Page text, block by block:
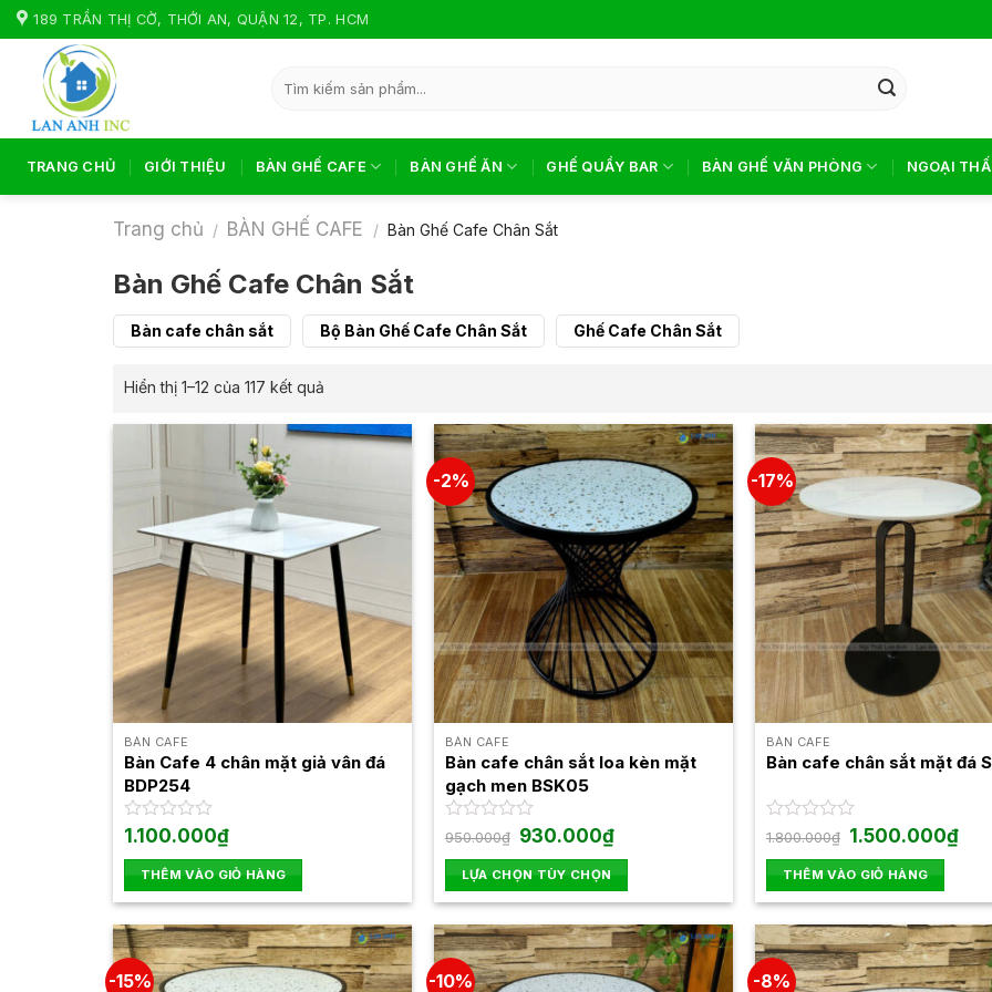
Skip
to
content
189 TRẦN THỊ CỜ, THỚI AN, QUẬN 12, TP. HCM
kiếm:
TRANG CHỦ GIỚI THIỆU BÀN GHẾ CAFE BÀN GHẾ ĂN GHẾ QUẦY BAR BÀN GHẾ VĂN PHÒNG NGOẠI
Trang chủ / BÀN GHẾ CAFE / Bàn Ghế Cafe Chân Sắt
Bàn Ghế Cafe Chân Sắt
Bàn cafe chân sắt Bộ Bàn Ghế Cafe Chân Sắt Ghế Cafe Chân Sắt
Hiển thị 1–12 của 117 kết quả
BÀN CAFE
Bàn Cafe 4 chân mặt giả vân đá
BDP254
Được
hạng
0
5
sao
1.100.000₫
THÊM VÀO GIỎ HÀNG
-2%
BÀN CAFE
Bàn cafe chân sắt loa kèn mặt
gạch men BSK05
Được
hạng
0
5
sao
950.000₫ Giá
gốc
là:
950.000₫.
930.000₫Giá
hiện
tại
là:
930.000₫.
LỰA CHỌN TÙY CHỌN
Sản
phẩm
này
có
-17%
BÀN CAFE
Bàn cafe chân sắt mặt đá
Được
hạng
0
5
sao
1.800.000₫ Giá
gốc
là:
1.800.000₫.
1.500.000₫Giá
hiện
THÊM VÀO GIỎ HÀNG
-15% -10% -8%